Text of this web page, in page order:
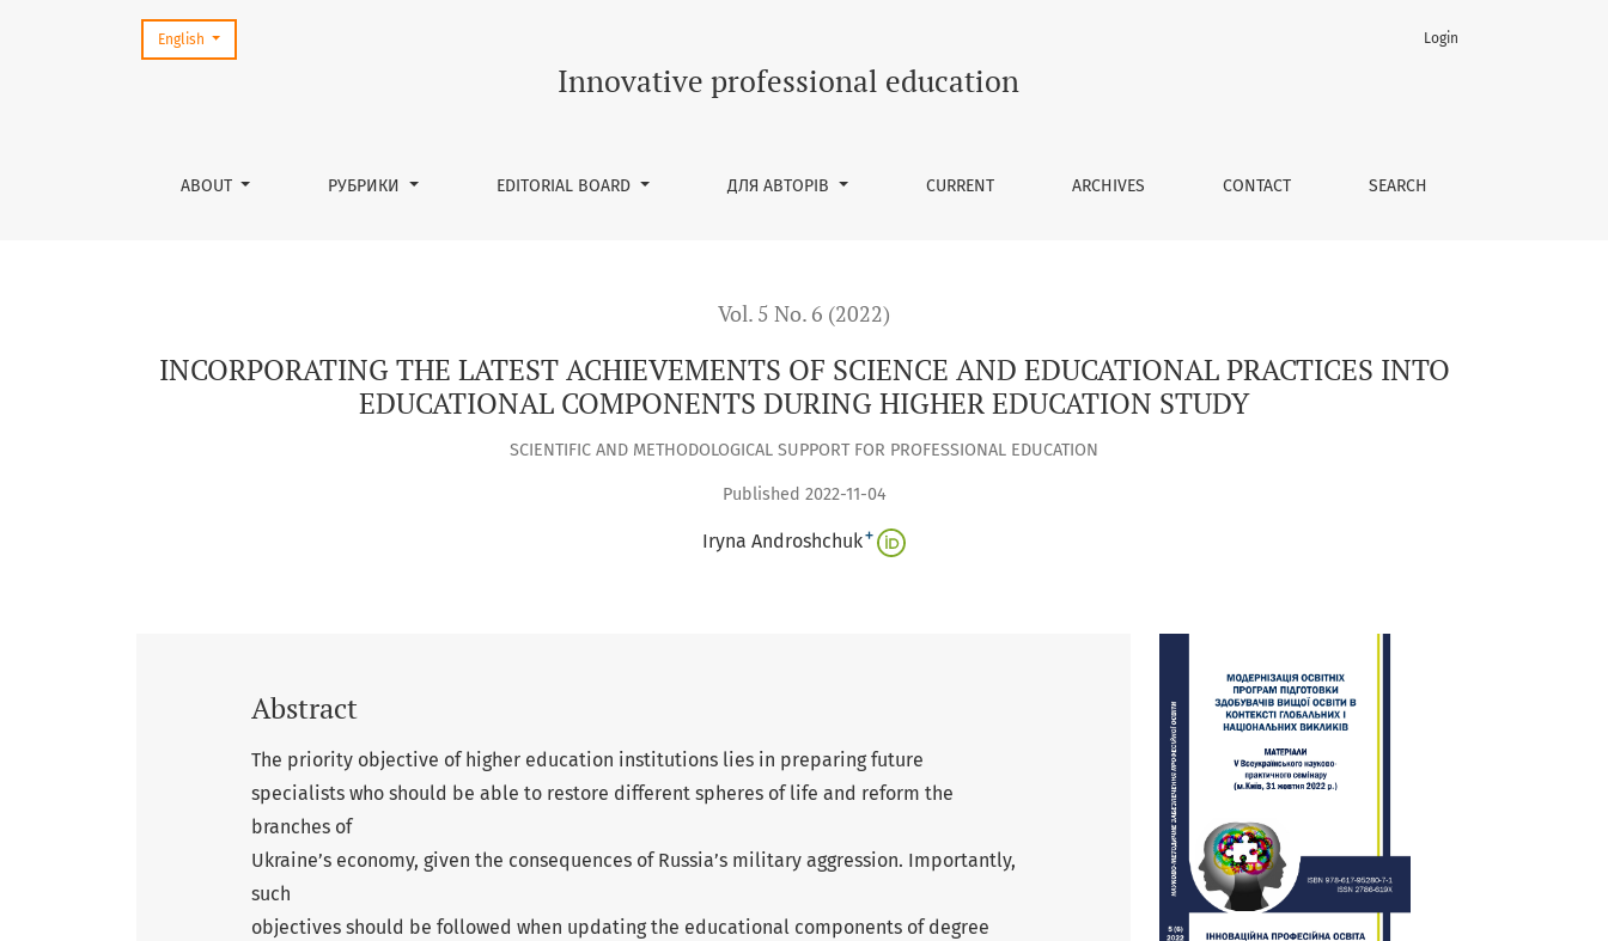
INCORPORATING THE LATEST ACHIEVEMENTS OF SCIENCE AND EDUCATIONAL PRACTICES INTO EDUCATIONAL COMPONENTS DURING HIGHER EDUCATION STUDY
Innovative professional education
ABOUT РУБРИКИ EDITORIAL BOARD ДЛЯ АВТОРІВ CURRENT ARCHIVES CONTACT SEARCH
Login
Change the language. The current language is:
English
Vol. 5 No. 6 (2022)
INCORPORATING THE LATEST ACHIEVEMENTS OF SCIENCE AND EDUCATIONAL PRACTICES INTO
EDUCATIONAL COMPONENTS DURING HIGHER EDUCATION STUDY
SCIENTIFIC AND METHODOLOGICAL SUPPORT FOR PROFESSIONAL EDUCATION
Published 2022-11-04
Iryna Androshchuk+
Abstract
The priority objective of higher education institutions lies in preparing future
specialists who should be able to restore different spheres of life and reform the
branches of
Ukraine’s economy, given the consequences of Russia’s military aggression. Importantly,
such
objectives should be followed when updating the educational components of degree